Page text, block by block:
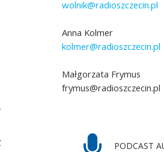
wolnik@radioszczecin.pl
Anna Kolmer
kolmer@radioszczecin.pl
Małgorzata Frymus
frymus@radioszczecin.pl
PODCAST